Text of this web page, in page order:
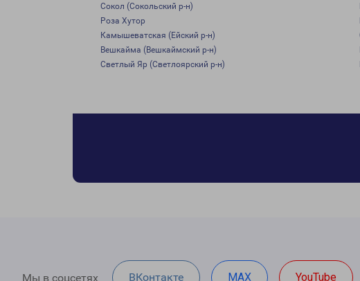
Сокол (Сокольский р-н)
Роза Хутор
Камышеватская (Ейский р-н)
Вешкайма (Вешкаймский р-н)
Светлый Яр (Светлоярский р-н)
Мы в соцсетях ВКонтакте MAX YouTube